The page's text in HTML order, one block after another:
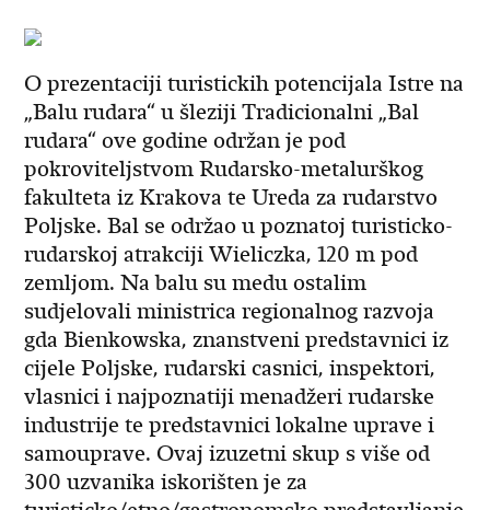
O prezentaciji turistickih potencijala Istre na
„Balu rudara“ u šleziji Tradicionalni „Bal
rudara“ ove godine održan je pod
pokroviteljstvom Rudarsko-metalurškog
fakulteta iz Krakova te Ureda za rudarstvo
Poljske. Bal se održao u poznatoj turisticko-
rudarskoj atrakciji Wieliczka, 120 m pod
zemljom. Na balu su medu ostalim
sudjelovali ministrica regionalnog razvoja
gda Bienkowska, znanstveni predstavnici iz
cijele Poljske, rudarski casnici, inspektori,
vlasnici i najpoznatiji menadžeri rudarske
industrije te predstavnici lokalne uprave i
samouprave. Ovaj izuzetni skup s više od
300 uzvanika iskorišten je za